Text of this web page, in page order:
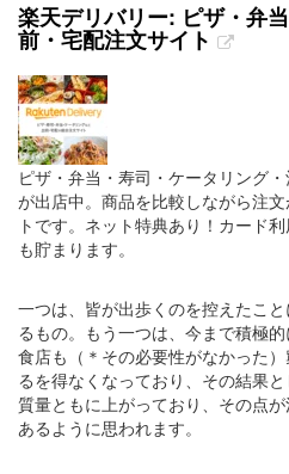
楽天デリバリー: ピザ・弁
前・宅配注文サイト
ピザ・弁当・寿司・ケータリング
が出店中。商品を比較しながら注
トです。ネット特典あり！カード
も貯まります。
一つは、皆が出歩くのを控えたこ
るもの。もう一つは、今まで積極
食店も（＊その必要性がなかった
るを得なくなっており、その結果
質量ともに上がっており、その点
あるように思われます。